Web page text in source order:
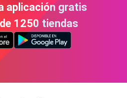
aplicación gratis
1250 tiendas